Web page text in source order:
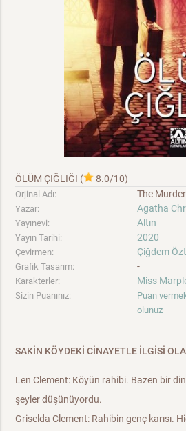
ÖLÜM ÇIĞLIĞI ( 8.0/10)
Orjinal Adı: The
Yazar: Agatha
Yayınevi: Altın
Yayın Tarihi: 2020
Çevirmen: Çiğdem
Grafik Tasarım: -
Karakterler: Miss
Sizin Puanınız:
Puan
olunuz
SAKİN KÖYDEKİ CİNAYETLE İLGİSİ
Len Clement: Köyün rahibi. Bazen bir
şeyler düşünüyordu.
Griselda Clement: Rahibin genç karısı.